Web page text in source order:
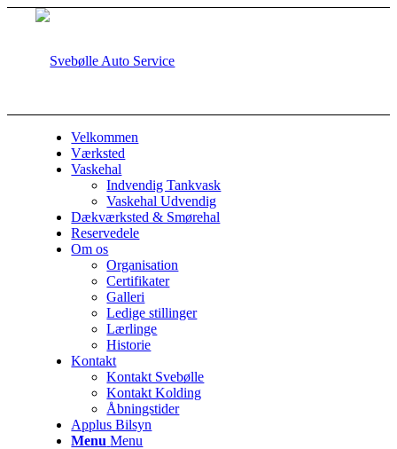
Velkommen
Værksted
Vaskehal
Indvendig Tankvask
Vaskehal Udvendig
Dækværksted & Smørehal
Reservedele
Om os
Organisation
Certifikater
Galleri
Ledige stillinger
Lærlinge
Historie
Kontakt
Kontakt Svebølle
Kontakt Kolding
Åbningstider
Applus Bilsyn
Menu Menu